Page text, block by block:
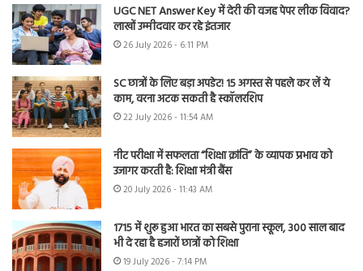
UGC NET Answer Key में देरी की वजह पेपर लीक विवाद?
लाखों उम्मीदवार कर रहे इंतजार
26 July 2026 - 6:11 PM
SC छात्रों के लिए बड़ा अपडेट! 15 अगस्त से पहले कर लें ये
काम, वरना अटक सकती है स्कॉलरशिप
22 July 2026 - 11:54 AM
नीट परीक्षा में सफलता “शिक्षा क्रांति” के व्यापक प्रभाव को
उजागर करती है: शिक्षा मंत्री बैंस
20 July 2026 - 11:43 AM
1715 में शुरू हुआ भारत का सबसे पुराना स्कूल, 300 साल बाद
भी दे रहा है हजारों छात्रों को शिक्षा
19 July 2026 - 7:14 PM